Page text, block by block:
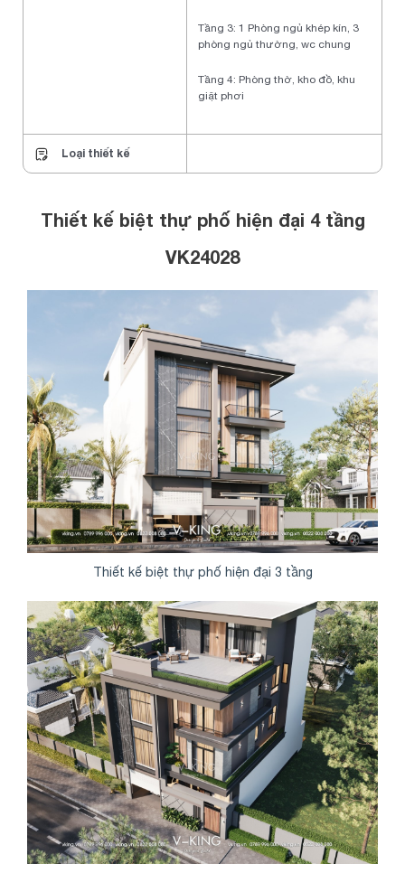
Tầng 3: 1 Phòng ngủ khép kín, 3
phòng ngủ thường, wc chung
Tầng 4: Phòng thờ, kho đồ, khu
giặt phơi
Loại thiết kế
Thiết kế biệt thự phố hiện đại 4 tầng
VK24028
Thiết kế biệt thự phố hiện đại 3 tầng